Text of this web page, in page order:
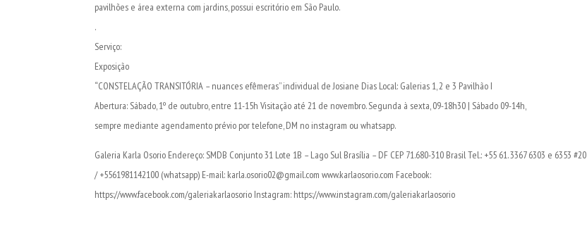
pavilhões e área externa com jardins, possui escritório em São Paulo.
.
Serviço:
Exposição
“CONSTELAÇÃO TRANSITÓRIA – nuances efêmeras” individual de Josiane Dias Local: Galerias 1, 2 e 3 Pavilhão I
Abertura: Sábado, 1º de outubro, entre 11-15h Visitação até 21 de novembro. Segunda à sexta, 09-18h30 | Sábado 09-14h,
sempre mediante agendamento prévio por telefone, DM no instagram ou whatsapp.
Galeria Karla Osorio Endereço: SMDB Conjunto 31 Lote 1B – Lago Sul Brasília – DF CEP 71.680-310 Brasil Tel.: +55 61. 3367 6303 e 6353 #20
/ +5561981142100 (whatsapp) E-mail: karla.osorio02@gmail.com www.karlaosorio.com Facebook:
https://www.facebook.com/galeriakarlaosorio Instagram: https://www.instagram.com/galeriakarlaosorio